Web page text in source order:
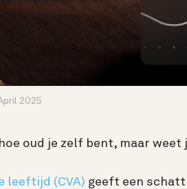
2025
oud je zelf bent, maar weet
leeftijd (CVA) geeft een